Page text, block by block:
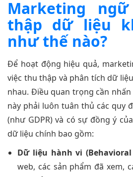
Marketing
thập dữ liệu
như thế nào?
Để hoạt động hiệu quả,
việc thu thập và phân tích dữ
nhau. Điều quan trọng cần
này phải luôn tuân thủ các quy
(như GDPR) và có sự đồng ý
dữ liệu chính bao gồm:
Dữ liệu hành vi (Behavioral
web, các sản phẩm đã xem,